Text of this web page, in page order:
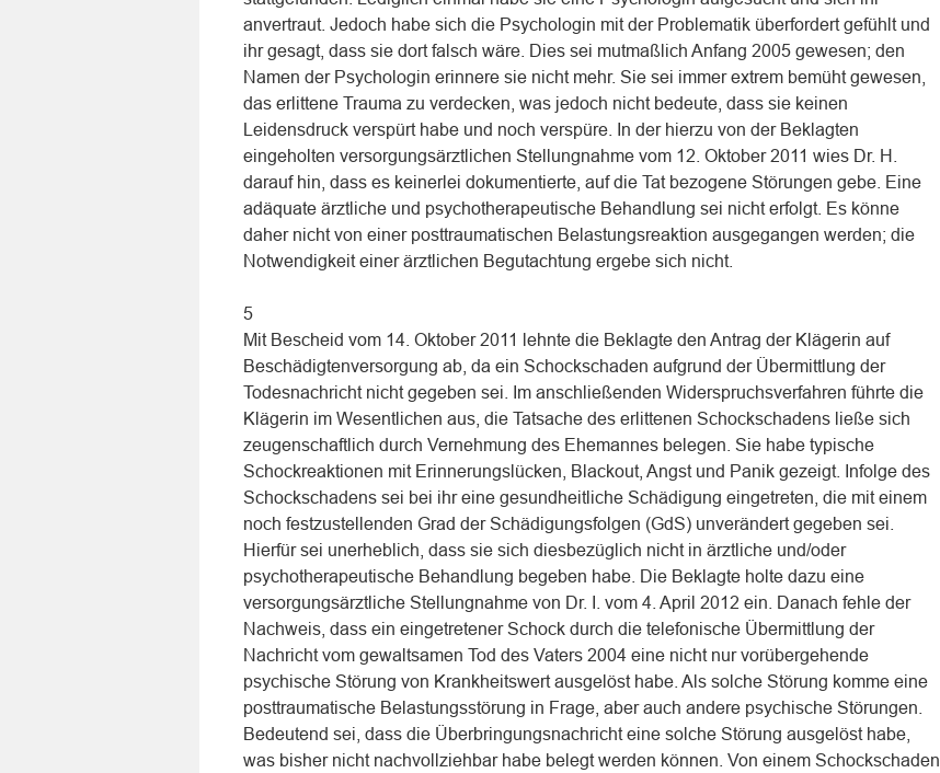
anvertraut. Jedoch habe sich die Psychologin mit der Problematik überfordert gefühlt und
ihr gesagt, dass sie dort falsch wäre. Dies sei mutmaßlich Anfang 2005 gewesen; den
Namen der Psychologin erinnere sie nicht mehr. Sie sei immer extrem bemüht gewesen,
das erlittene Trauma zu verdecken, was jedoch nicht bedeute, dass sie keinen
Leidensdruck verspürt habe und noch verspüre. In der hierzu von der Beklagten
eingeholten versorgungsärztlichen Stellungnahme vom 12. Oktober 2011 wies Dr. H.
darauf hin, dass es keinerlei dokumentierte, auf die Tat bezogene Störungen gebe. Eine
adäquate ärztliche und psychotherapeutische Behandlung sei nicht erfolgt. Es könne
daher nicht von einer posttraumatischen Belastungsreaktion ausgegangen werden; die
Notwendigkeit einer ärztlichen Begutachtung ergebe sich nicht.
5
Mit Bescheid vom 14. Oktober 2011 lehnte die Beklagte den Antrag der Klägerin auf
Beschädigtenversorgung ab, da ein Schockschaden aufgrund der Übermittlung der
Todesnachricht nicht gegeben sei. Im anschließenden Widerspruchsverfahren führte die
Klägerin im Wesentlichen aus, die Tatsache des erlittenen Schockschadens ließe sich
zeugenschaftlich durch Vernehmung des Ehemannes belegen. Sie habe typische
Schockreaktionen mit Erinnerungslücken, Blackout, Angst und Panik gezeigt. Infolge des
Schockschadens sei bei ihr eine gesundheitliche Schädigung eingetreten, die mit einem
noch festzustellenden Grad der Schädigungsfolgen (GdS) unverändert gegeben sei.
Hierfür sei unerheblich, dass sie sich diesbezüglich nicht in ärztliche und/oder
psychotherapeutische Behandlung begeben habe. Die Beklagte holte dazu eine
versorgungsärztliche Stellungnahme von Dr. I. vom 4. April 2012 ein. Danach fehle der
Nachweis, dass ein eingetretener Schock durch die telefonische Übermittlung der
Nachricht vom gewaltsamen Tod des Vaters 2004 eine nicht nur vorübergehende
psychische Störung von Krankheitswert ausgelöst habe. Als solche Störung komme eine
posttraumatische Belastungsstörung in Frage, aber auch andere psychische Störungen.
Bedeutend sei, dass die Überbringungsnachricht eine solche Störung ausgelöst habe,
was bisher nicht nachvollziehbar habe belegt werden können. Von einem Schockschaden